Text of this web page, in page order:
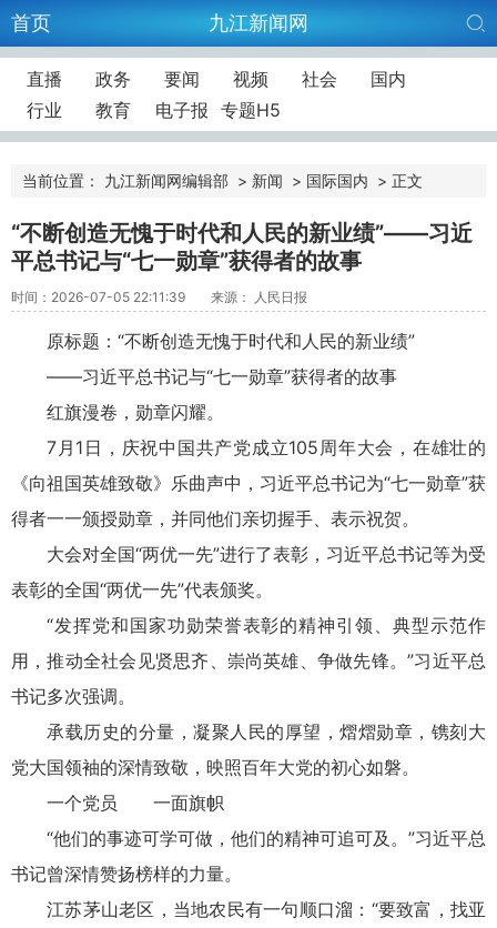
首页 九江新闻网
直播 政务 要闻 视频 社会
国内
行业
教育 电子报 专题H5
当前位置： 九江新闻网编辑部 > 新闻 > 国际国内 > 正文
“不断创造无愧于时代和人民的新业绩”——习近
平总书记与“七一勋章”获得者的故事
时间：2026-07-05 22:11:39 来源： 人民日报
原标题：“不断创造无愧于时代和人民的新业绩”
——习近平总书记与“七一勋章”获得者的故事
红旗漫卷，勋章闪耀。
7月1日，庆祝中国共产党成立105周年大会，在雄壮的
《向祖国英雄致敬》乐曲声中，习近平总书记为“七一勋章”获
得者一一颁授勋章，并同他们亲切握手、表示祝贺。
大会对全国“两优一先”进行了表彰，习近平总书记等为受
表彰的全国“两优一先”代表颁奖。
“发挥党和国家功勋荣誉表彰的精神引领、典型示范作
用，推动全社会见贤思齐、崇尚英雄、争做先锋。”习近平总
书记多次强调。
承载历史的分量，凝聚人民的厚望，熠熠勋章，镌刻大
党大国领袖的深情致敬，映照百年大党的初心如磐。
一个党员 一面旗帜
“他们的事迹可学可做，他们的精神可追可及。”习近平总
书记曾深情赞扬榜样的力量。
江苏茅山老区，当地农民有一句顺口溜：“要致富，找亚